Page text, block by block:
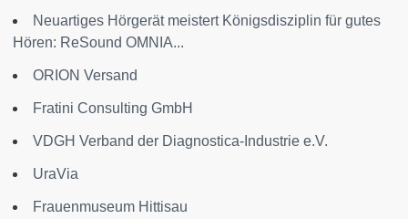
Neuartiges Hörgerät meistert Königsdisziplin für gutes
Hören: ReSound OMNIA...
ORION Versand
Fratini Consulting GmbH
VDGH Verband der Diagnostica-Industrie e.V.
UraVia
Frauenmuseum Hittisau